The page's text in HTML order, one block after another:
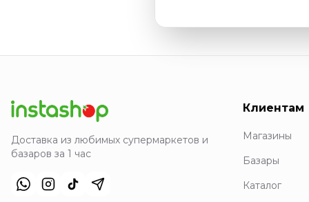
Доставка из любимых супермаркетов и
базаров за 1 час
Клиентам
Магазины
Базары
Каталог